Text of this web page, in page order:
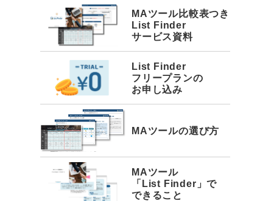
MAツール比較表つき
List Finder
サービス資料
List Finder
フリープランの
お申し込み
MAツールの選び方
MAツール
「List Finder」で
できること